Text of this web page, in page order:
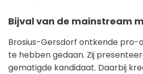
Bijval van de mainstream
Brosius-Gersdorf ontkende
te hebben gedaan. Zij
gematigde kandidaat. Daarbij